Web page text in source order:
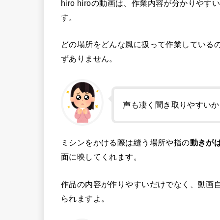
hiro hiroの動画は、作業内容が分かりやす
す。
どの場所をどんな風に扱って作業している
ずありません。
声も凄く聞き取りやすい
ミシンをかける際は縫う場所や指の動きが
面に映してくれます。
作品の内容が作りやすいだけでなく、動画
られますよ。